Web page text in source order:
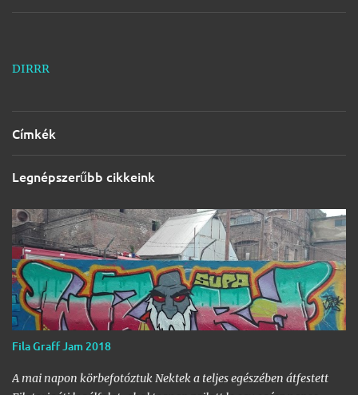
d
DIRRR
Címkék
Legnépszerűbb cikkeink
Fila Graff Jam 2018
A mai napon körbefotóztuk Nektek a teljes egészében átfestett